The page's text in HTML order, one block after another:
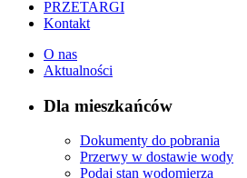
PRZETARGI
Kontakt
O nas
Aktualności
Dla mieszkańców
Dokumenty do pobrania
Przerwy w dostawie wody
Podaj stan wodomierza